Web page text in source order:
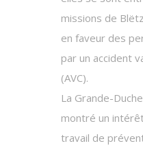
missions de
en faveur des
par un accident
(AVC).
La Grande-
montré un
travail de